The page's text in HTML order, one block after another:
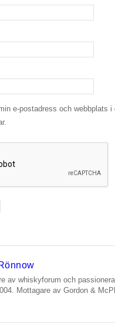
e-postadress och webbplats
av whiskyforum och
Mottagare av Gordon &